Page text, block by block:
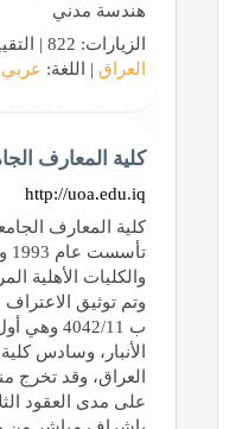
هندسة مدني
الزيارات: 822 | التقييم: 0 | المقيّمين: 0 | الدولة:
العراق | اللغة: عربي
كلية المعارف
http://uoa.edu.iq
كلية المعارف
وتم توثيق
ب 4042/
الأنبار، وسادس
العراق، وقد تخرج
على مدى العقود